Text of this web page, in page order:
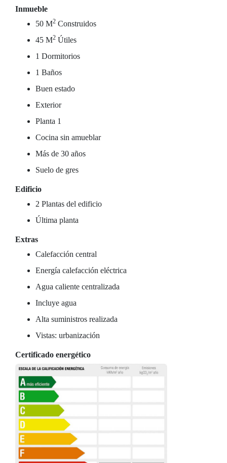
Inmueble
50 M2 Construidos
45 M2 Útiles
1 Dormitorios
1 Baños
Buen estado
Exterior
Planta 1
Cocina sin amueblar
Más de 30 años
Suelo de gres
Edificio
2 Plantas del edificio
Última planta
Extras
Calefacción central
Energía calefacción eléctrica
Agua caliente centralizada
Incluye agua
Alta suministros realizada
Vistas: urbanización
Certificado energético